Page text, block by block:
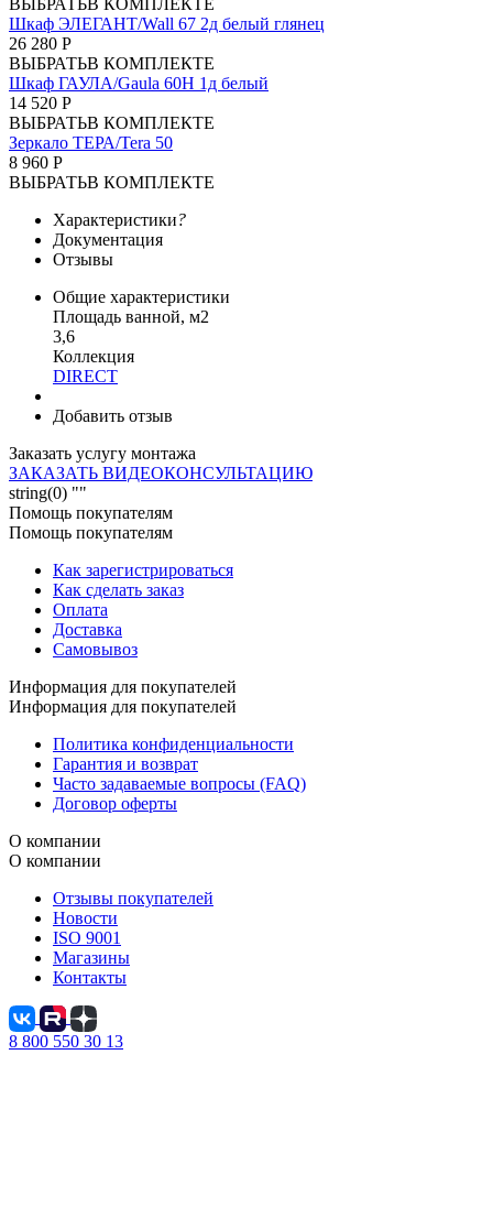
Шкаф ЭЛЕГАНТ/Wall 67 2д белый глянец
26 280 Р
ВЫБРАТЬВ КОМПЛЕКТЕ
Шкаф ГАУЛА/Gaula 60Н 1д белый
14 520 Р
ВЫБРАТЬВ КОМПЛЕКТЕ
Зеркало ТЕРА/Tera 50
8 960 Р
ВЫБРАТЬВ КОМПЛЕКТЕ
Характеристики?
Документация
Отзывы
Общие характеристики
Площадь ванной, м2
3,6
Коллекция
DIRECT
Добавить отзыв
Заказать услугу монтажа
ЗАКАЗАТЬ ВИДЕОКОНСУЛЬТАЦИЮ
string(0) ""
Помощь покупателям
Помощь покупателям
Как зарегистрироваться
Как сделать заказ
Оплата
Доставка
Самовывоз
Информация для покупателей
Информация для покупателей
Политика конфиденциальности
Гарантия и возврат
Часто задаваемые вопросы (FAQ)
Договор оферты
О компании
О компании
Отзывы покупателей
Новости
ISO 9001
Магазины
Контакты
8 800 550 30 13